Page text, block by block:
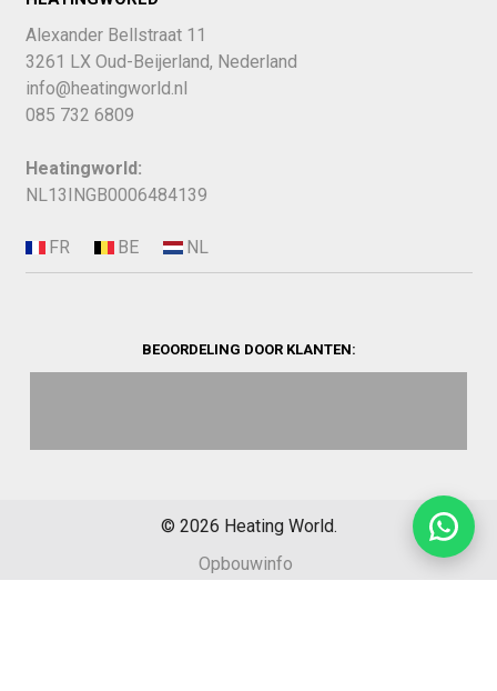
Alexander Bellstraat 11
3261 LX Oud-Beijerland, Nederland
info@heatingworld.nl
085 732 6809
Heatingworld:
NL13INGB0006484139
BEOORDELING DOOR KLANTEN:
© 2026 Heating World.
Opbouwinfo